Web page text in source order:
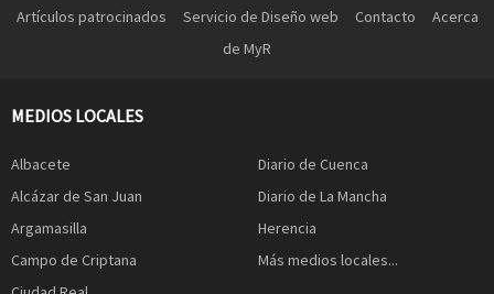
Artículos patrocinados Servicio de Diseño web Contacto
Acerca
de MyR
MEDIOS LOCALES
Albacete
Alcázar de San Juan
Argamasilla
Campo de Criptana
Diario de Cuenca
Diario de La Mancha
Herencia
Más medios locales...